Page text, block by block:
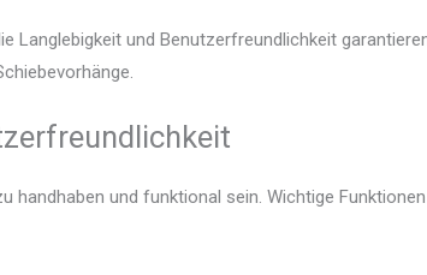
Langlebigkeit und Benutzerfreundlichkeit
handhaben und funktional sein. Wichtige